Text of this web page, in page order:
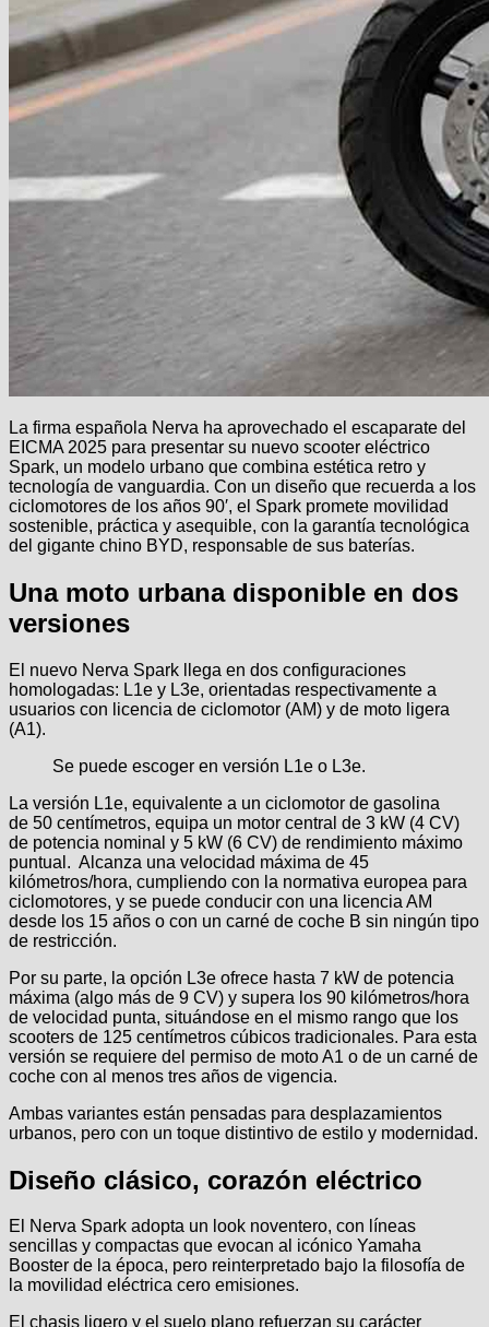
La firma española Nerva ha aprovechado el escaparate del
EICMA 2025 para presentar su nuevo scooter eléctrico
Spark, un modelo urbano que combina estética retro y
tecnología de vanguardia. Con un diseño que recuerda a los
ciclomotores de los años 90′, el Spark promete movilidad
sostenible, práctica y asequible, con la garantía tecnológica
del gigante chino BYD, responsable de sus baterías.
Una moto urbana disponible en dos
versiones
El nuevo Nerva Spark llega en dos configuraciones
homologadas: L1e y L3e, orientadas respectivamente a
usuarios con licencia de ciclomotor (AM) y de moto ligera
(A1).
Se puede escoger en versión L1e o L3e.
La versión L1e, equivalente a un ciclomotor de gasolina
de 50 centímetros, equipa un motor central de 3 kW (4 CV)
de potencia nominal y 5 kW (6 CV) de rendimiento máximo
puntual. Alcanza una velocidad máxima de 45
kilómetros/hora, cumpliendo con la normativa europea para
ciclomotores, y se puede conducir con una licencia AM
desde los 15 años o con un carné de coche B sin ningún tipo
de restricción.
Por su parte, la opción L3e ofrece hasta 7 kW de potencia
máxima (algo más de 9 CV) y supera los 90 kilómetros/hora
de velocidad punta, situándose en el mismo rango que los
scooters de 125 centímetros cúbicos tradicionales. Para esta
versión se requiere del permiso de moto A1 o de un carné de
coche con al menos tres años de vigencia.
Ambas variantes están pensadas para desplazamientos
urbanos, pero con un toque distintivo de estilo y modernidad.
Diseño clásico, corazón eléctrico
El Nerva Spark adopta un look noventero, con líneas
sencillas y compactas que evocan al icónico Yamaha
Booster de la época, pero reinterpretado bajo la filosofía de
la movilidad eléctrica cero emisiones.
El chasis ligero y el suelo plano refuerzan su carácter